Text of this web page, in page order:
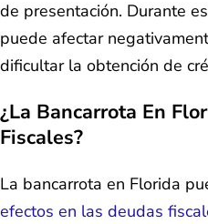
de presentación. Durante
puede afectar
dificultar la obtención de
¿La Bancarrota En
Fiscales?
La bancarrota en Florida
efectos en las deudas